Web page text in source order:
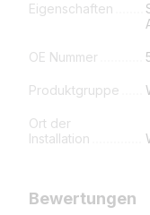
Eigenschaften
OE Nummer
Produktgruppe
Ort der
Installation
Bewertungen